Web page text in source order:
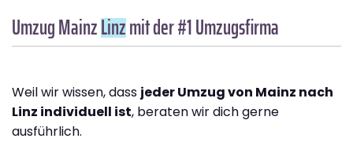
Umzug MainzLinzmit der #1 Umzugsfirma
Weil wir wissen, dass jeder Umzug von Mainz nach
Linz individuell ist, beraten wir dich gerne
ausführlich.